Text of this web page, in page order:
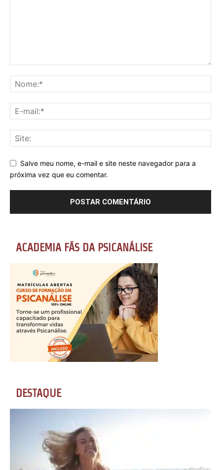
Salve meu nome, e-mail e site neste navegador para a
próxima vez que eu comentar.
ACADEMIA FÃS DA PSICANÁLISE
DESTAQUE